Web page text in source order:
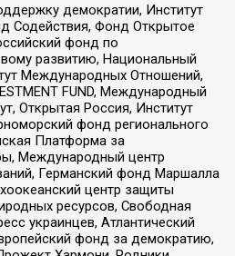
демократии, Институт
Содействия, Фонд Открытое
фонд по
развитию, Национальный
Международных Отношений,
FUND, Международный
Открытая Россия, Институт
фонд регионального
Платформа за
Международный центр
Германский фонд Маршалла
центр защиты
ресурсов, Свободная
украинцев, Атлантический
фонд за демократию,